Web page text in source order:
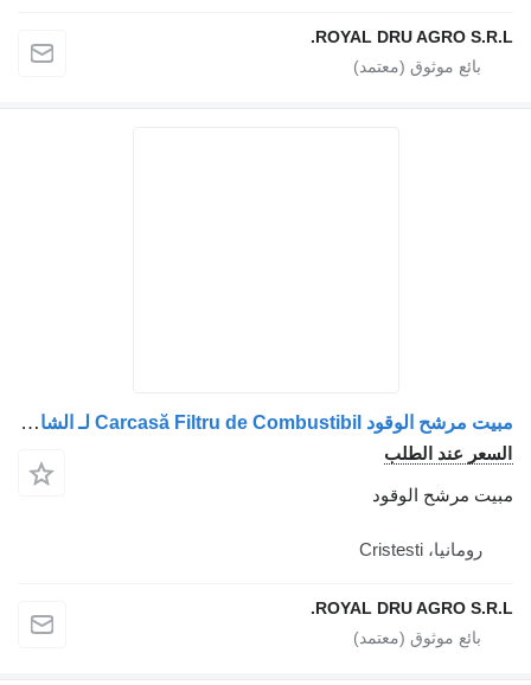
ROYAL DRU AGRO
مبيت مرشح الوقود Carcasă Filtru de Combustibil لـ الشاحنات MAN MA605 322
عند الطلب
مرشح الوقود
رومانيا، Cristesti
ROYAL DRU AGRO